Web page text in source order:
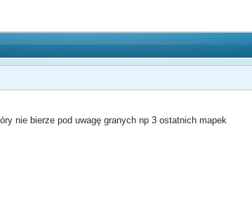
nie bierze pod uwagę granych np 3 ostatnich mapek